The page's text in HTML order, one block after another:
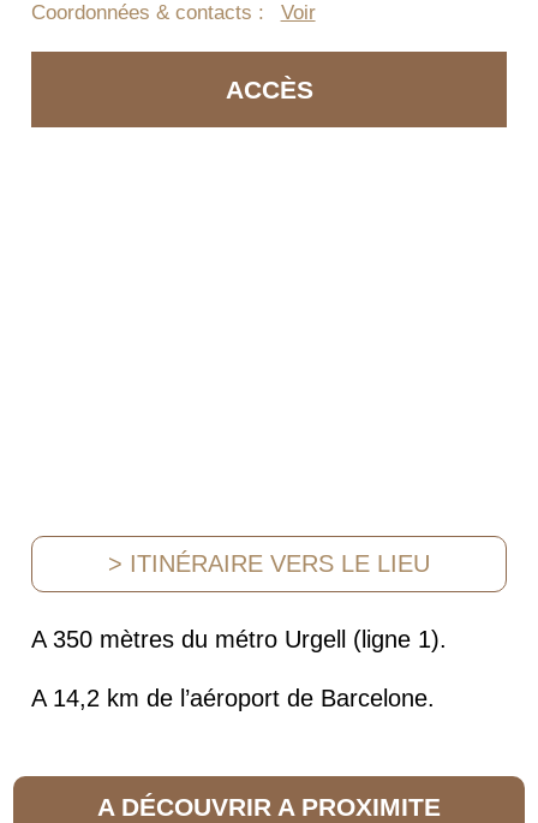
Coordonnées & contacts : Voir
ACCÈS
> ITINÉRAIRE VERS LE LIEU
A 350 mètres du métro Urgell (ligne 1).
A 14,2 km de l’aéroport de Barcelone.
A DÉCOUVRIR A PROXIMITE